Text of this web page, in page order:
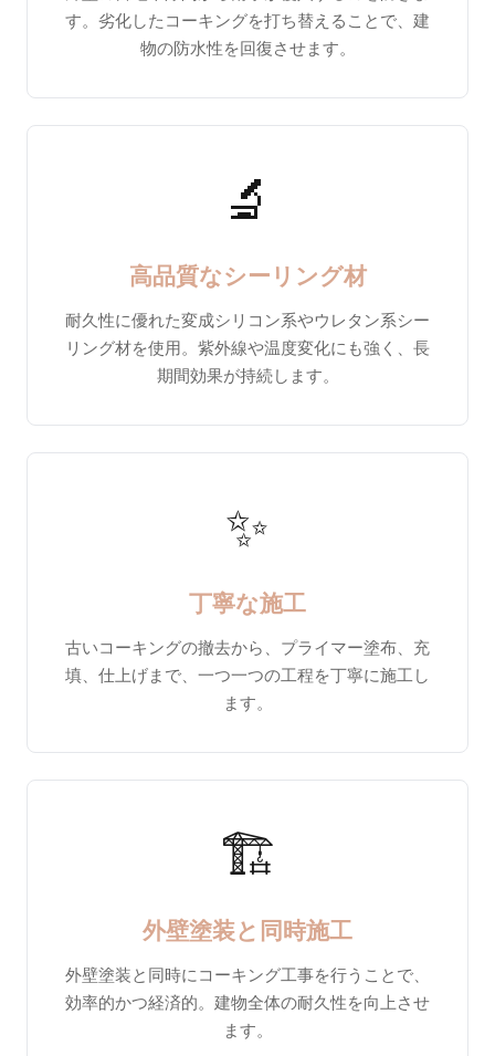
す。劣化したコーキングを打ち替えることで、建
物の防水性を回復させます。
🔬
高品質なシーリング材
耐久性に優れた変成シリコン系やウレタン系シー
リング材を使用。紫外線や温度変化にも強く、長
期間効果が持続します。
✨
丁寧な施工
古いコーキングの撤去から、プライマー塗布、充
填、仕上げまで、一つ一つの工程を丁寧に施工し
ます。
🏗️
外壁塗装と同時施工
外壁塗装と同時にコーキング工事を行うことで、
効率的かつ経済的。建物全体の耐久性を向上させ
ます。